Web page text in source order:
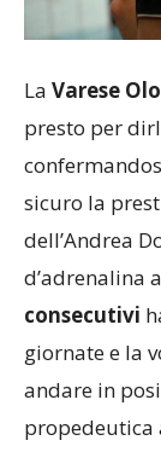
La Varese
presto per
sicuro la
dell’Andrea
d’adrenalina
consecutivi
giornate e la
andare in
propedeutica